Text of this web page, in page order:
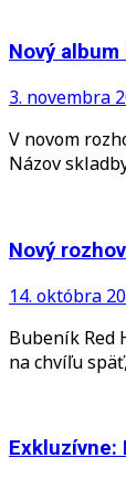
Nový
3. novembra
V novom
Názov
Nový
14. októbra
Bubeník Red
na chvíľu